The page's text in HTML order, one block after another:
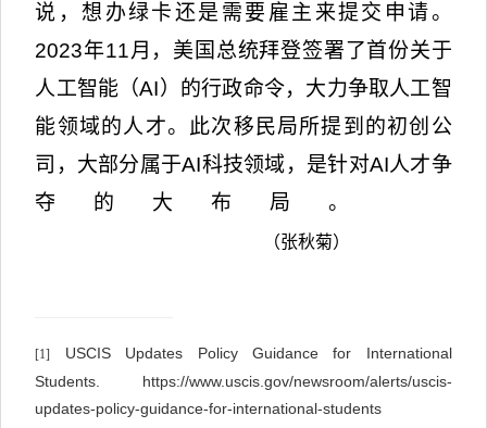
说，想办绿卡还是需要雇主来提交申请。
2023年11月，美国总统拜登签署了首份关于
人工智能（AI）的行政命令，大力争取人工智
能领域的人才。此次移民局所提到的初创公
司，大部分属于AI科技领域，是针对AI人才争
夺的大布局。
（张秋菊）
[1]
USCIS Updates Policy Guidance for International
Students. https://www.uscis.gov/newsroom/alerts/uscis-
updates-policy-guidance-for-international-students